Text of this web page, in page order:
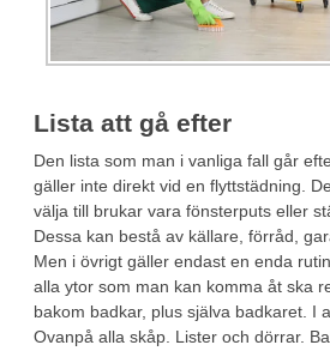
Lista att gå efter
Den lista som man i vanliga fall går
gäller inte direkt vid en flyttstädning.
välja till brukar vara fönsterputs eller
Dessa kan bestå av källare, förråd,
Men i övrigt gäller endast en enda
alla ytor som man kan komma åt ska
bakom badkar, plus själva badkaret. I
Ovanpå alla skåp. Lister och dörrar.